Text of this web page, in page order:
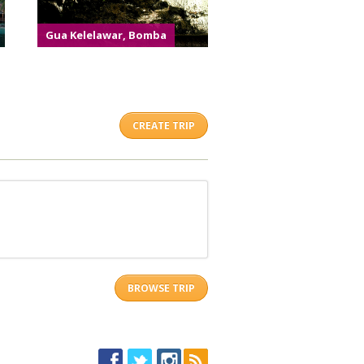
Gua Kelelawar, Bomba
CREATE TRIP
BROWSE TRIP